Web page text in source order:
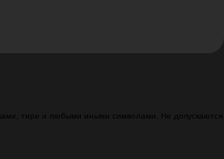
тире и любыми иными символами. Не допускаются